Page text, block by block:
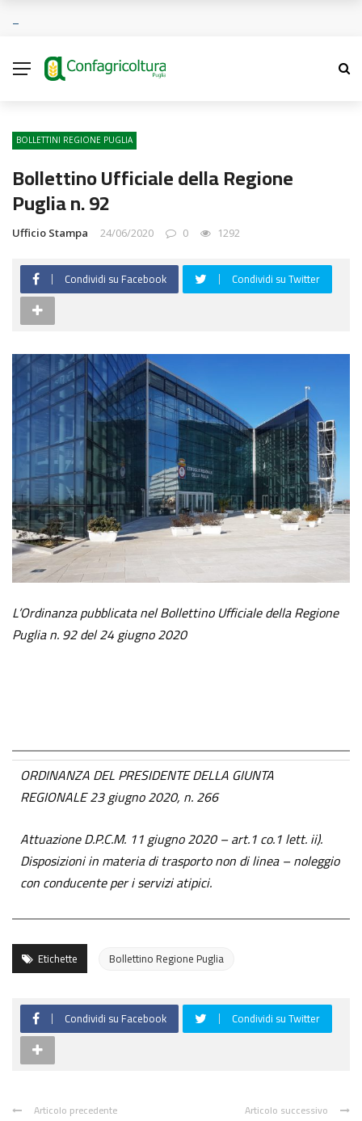
BOLLETTINI REGIONE PUGLIA
Bollettino Ufficiale della Regione
Puglia n. 92
Ufficio Stampa 24/06/2020 0 1292
Condividi su Facebook Condividi su Twitter
L’Ordinanza pubblicata nel Bollettino Ufficiale della Regione
Puglia n. 92 del 24 giugno 2020
ORDINANZA DEL PRESIDENTE DELLA GIUNTA
REGIONALE 23 giugno 2020, n. 266
Attuazione D.P.C.M. 11 giugno 2020 – art.1 co.1 lett. ii).
Disposizioni in materia di trasporto non di linea – noleggio
con conducente per i servizi atipici.
Etichette Bollettino Regione Puglia
Condividi su Facebook Condividi su Twitter
Articolo precedente Articolo successivo